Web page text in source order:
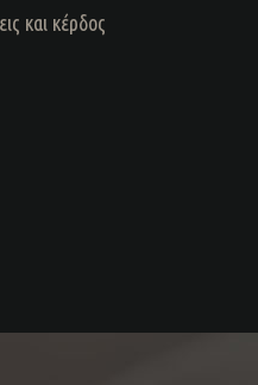
και κέρδος